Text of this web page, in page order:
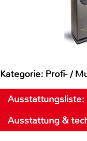
Kategorie: Profi- /
Ausstattungsliste:
Ausstattung &